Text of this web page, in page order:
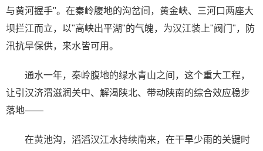
与黄河握手"。在秦岭腹地的沟岔间，黄金峡、三河口两座大
坝拦江而立，以"高峡出平湖"的气魄，为汉江装上"阀门"，防
汛抗旱保供，来水皆可用。
通水一年，秦岭腹地的绿水青山之间，这个重大工程，
让引汉济渭滋润关中、解渴陕北、带动陕南的综合效应稳步
落地——
在黄池沟，滔滔汉江水持续南来，在干旱少雨的关键时